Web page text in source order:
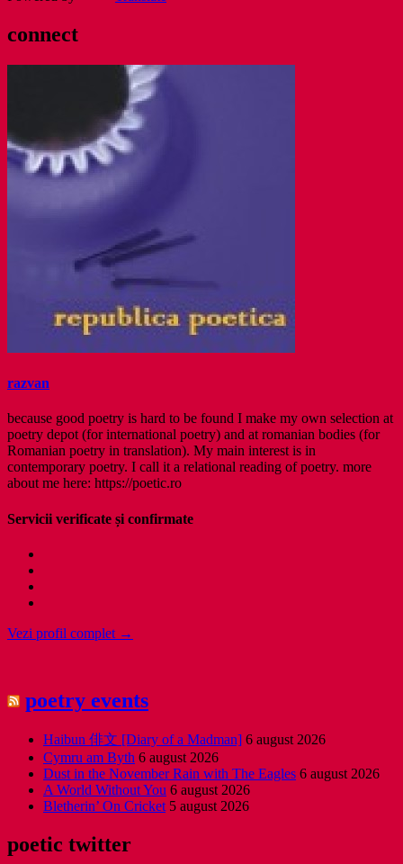
connect
razvan
because good poetry is hard to be found I make my own selection at
poetry depot (for international poetry) and at romanian bodies (for
Romanian poetry in translation). My main interest is in
contemporary poetry. I call it a relational reading of poetry. more
about me here: https://poetic.ro
Servicii verificate și confirmate
Vezi profil complet →
poetry events
Haibun 俳文 [Diary of a Madman] 6 august 2026
Cymru am Byth 6 august 2026
Dust in the November Rain with The Eagles 6 august 2026
A World Without You 6 august 2026
Bletherin’ On Cricket 5 august 2026
poetic twitter